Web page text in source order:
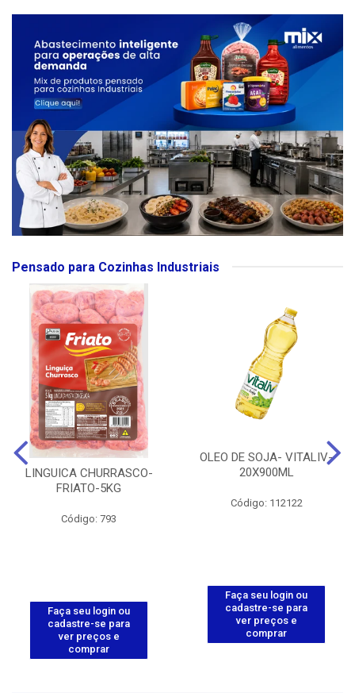
Pensado para Cozinhas Industriais
LINGUICA CHURRASCO-
FRIATO-5KG
Código: 793
Faça seu login ou
cadastre-se para
ver preços e
comprar
OLEO DE SOJA- VITALIV-
20X900ML
Código: 112122
Faça seu login ou
cadastre-se para
ver preços e
comprar